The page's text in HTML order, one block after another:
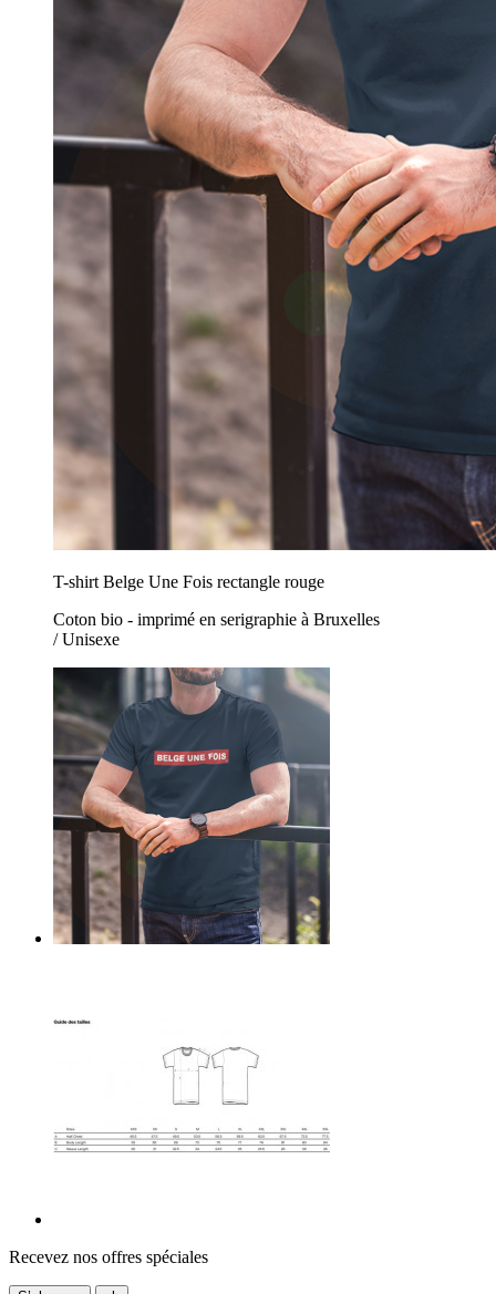
T-shirt Belge Une Fois rectangle rouge
Coton bio - imprimé en serigraphie à Bruxelles
/ Unisexe
Recevez nos offres spéciales